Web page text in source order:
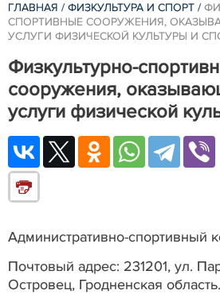
ГЛАВНАЯ / ФИЗКУЛЬТУРА И СПОРТ /
СПОРТИВНЫЕ СООРУЖЕНИЯ,
УСЛУГИ ФИЗИЧЕСКОЙ КУЛЬТУРЫ И
Физкультурно-
сооружения,
услуги физической
Административно-спортивный
Почтовый адрес: 231201, ул.
Островец, Гродненская область.